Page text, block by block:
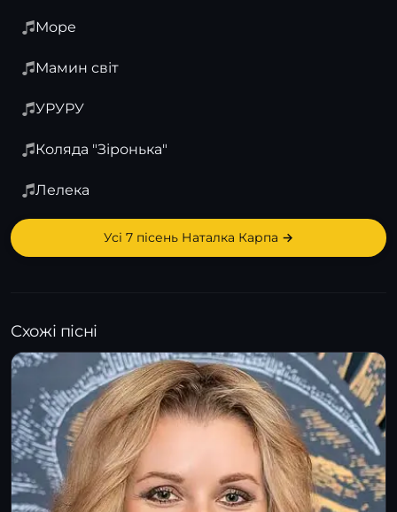
Море
Мамин світ
УРУРУ
Коляда "Зіронька"
Лелека
Усі 7 пісень Наталка Карпа →
Схожі пісні